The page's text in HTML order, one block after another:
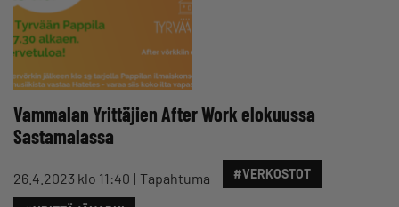
Vammalan Yrittäjien After Work elokuussa
Sastamalassa
26.4.2023 klo 11:40 Tapahtuma #VERKOSTOT